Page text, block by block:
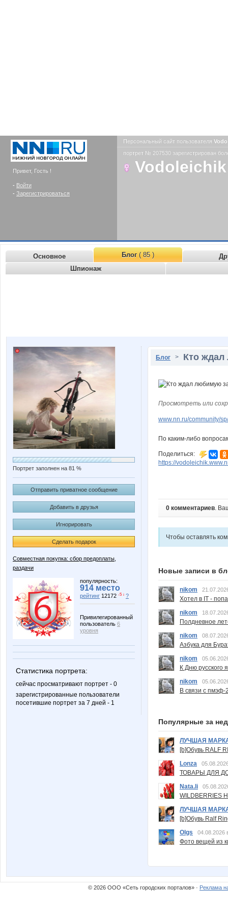
Привет, Гость !
- Войти
- Зарегистрироваться
Персональный сайт пользователя
портрет № 207530 зарегистрирован
Vodoleichik
Основное Блог( 85 )
Шпионаж
Портрет заполнен на 81 %
Отправить приватное сообщение
Добавить в друзья
Игнорировать
Сделать подарок
Совместная покупка: сбор предоплаты,
раздачи
популярность:
914 место
рейтинг 12172 -5 ↓ ?
Привилегированный
пользователь 6
уровня
Статистика портрета:
сейчас просматривают портрет - 0
зарегистрированные пользователи
посетившие портрет за 7 дней - 1
Блог > Кто ждал
Просмотреть или
www.nn.ru/community/
По каким-либо
Поделиться:
https://
0 комментариев.
Чтобы оставлять
Новые записи в
nikom
Хотел в IT -
nikom
Полдневное
nikom
Азбука для
nikom
К Дню русского
nikom
В связи с пмэф-
Популярные за
ЛУЧШАЯ
[b]Обувь RALF
Lonza
ТОВАРЫ ДЛЯ
Nata.li
ЛУЧШАЯ
[b]Обувь Ralf
Olgs
04.08.2026
Фото вещей из
© 2026 ООО «Сеть городских порталов» · Реклама